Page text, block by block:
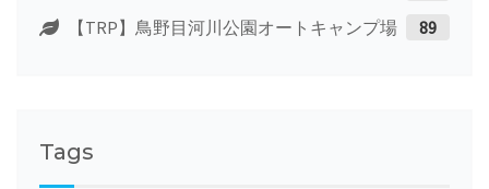
【TRP】鳥野目河川公園オートキャンプ場
89
Tags